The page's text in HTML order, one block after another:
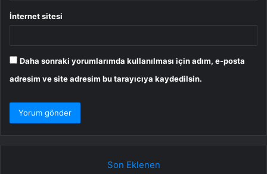
İnternet sitesi
Daha sonraki yorumlarımda kullanılması için adım, e-posta
adresim ve site adresim bu tarayıcıya kaydedilsin.
Son Eklenen